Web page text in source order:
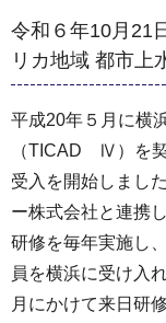
令和６年10月21
リカ地域 都市上
平成20年５月に横
（TICAD Ⅳ）を
受入を開始しまし
ー株式会社と連携
研修を毎年実施し
員を横浜に受け入
月にかけて来日研